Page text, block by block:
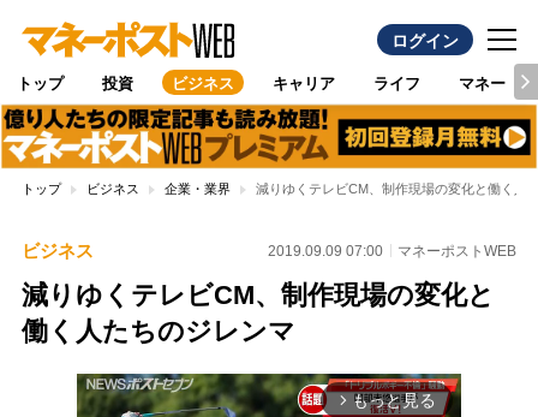
ログイン
トップ 投資 ビジネス キャリア ライフ マネー
トップ ビジネス 企業・業界 減りゆくテレビCM、制作現場の変化と働く人
ビジネス 2019.09.09 07:00 マネーポストWEB
減りゆくテレビCM、制作現場の変化と
働く人たちのジレンマ
arrow_forward_ios もっと見る